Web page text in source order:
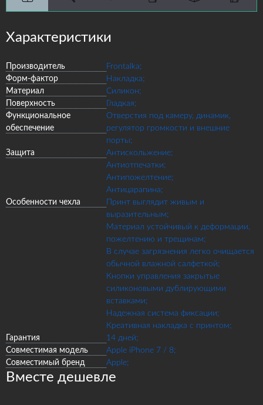
Характеристики
Производитель
Frontalka;
Форм-фактор
Накладка;
Материал
Силикон;
Поверхность
Гладкая;
Функциональное
обеспечение
Отверстия под камеру, динамик,
регулятор громкости и внешние
порты;
Защита
Антискольжение;
Антиотпечатки;
Антипожелтение;
Антицарапина;
Особенности чехла
Принт выглядит живым и
выразительным;
Материал устойчивый к деформации,
пожелтению и трещинам;
В случае загрязнения легко очищается
обычной влажной салфеткой;
Кнопки управления закрытые
силиконовыми дублирующими
вставками;
Надежная система фиксации;
Креативная накладка с принтом;
Гарантия
14 дней;
Совместимая модель
Apple iPhone 7 / 8;
Совместимый бренд
Apple;
Вместе дешевле